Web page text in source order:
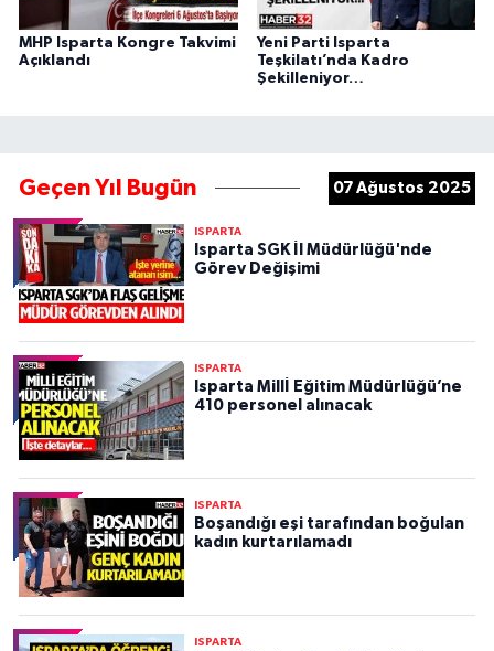
MHP Isparta Kongre Takvimi
Açıklandı
Yeni Parti Isparta
Teşkilatı’nda Kadro
Şekilleniyor…
Geçen Yıl Bugün 07 Ağustos 2025
ISPARTA
Isparta SGK İl Müdürlüğü'nde
Görev Değişimi
ISPARTA
Isparta Millİ Eğitim Müdürlüğü’ne
410 personel alınacak
ISPARTA
Boşandığı eşi tarafından boğulan
kadın kurtarılamadı
ISPARTA